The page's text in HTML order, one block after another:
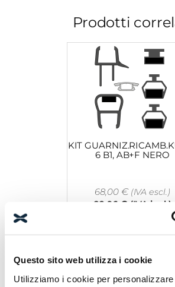
Questo sito web utilizza i cookie
Utilizziamo i cookie per
Prodotti
KIT
6 B1, AB+F NERO
68,00 €(IVA escl.)
82,96 € (IVA incl.)